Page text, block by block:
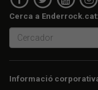
Cerca a Enderrock.cat:
Informació